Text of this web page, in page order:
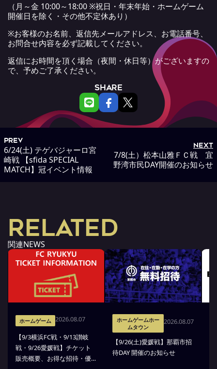
（月～金 10:00～18:00 ※祝日・年末年始・ホームゲーム
開催日を除く・その他不定休あり）
※お客様のお名前、返信先メールアドレス、お電話番号、
お問合せ内容を必ず記載してください。
返信にお時間を頂く場合（夜間・休日等）がございますの
で、予めご了承ください。
SHARE
PREV
6/24(土) テゲバジャーロ宮
崎戦 【sfida SPECIAL
MATCH】冠イベント情報
NEXT
7/8(土）松本山雅ＦＣ戦 宜
野湾市民DAY開催のお知らせ
RELATED
関連NEWS
ホームゲーム 2026.08.07
【9/3横浜FC戦・9/13讃岐
戦・9/26愛媛戦】チケット
販売概要、お得な招待・優
ホームゲームホー
ムタウン
2026.08.07
【9/26(土)愛媛戦】那覇市招
待DAY 開催のお知らせ